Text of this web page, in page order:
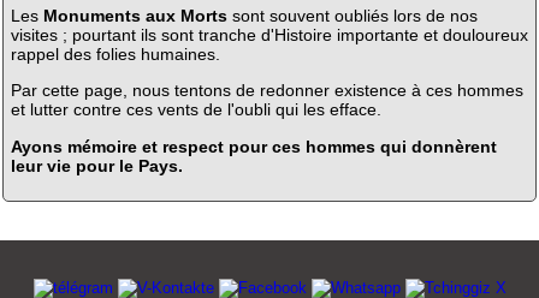
Les Monuments aux Mortssont souvent oubliés lors de nos
visites ; pourtant ils sont tranche d'Histoire importante et douloureux
rappel des folies humaines.
Par cette page, nous tentons de redonner existence à ces hommes
et lutter contre ces vents de l'oubli qui les efface.
Ayons mémoire et respect pour ces hommes qui donnèrent
leur vie pour le Pays.